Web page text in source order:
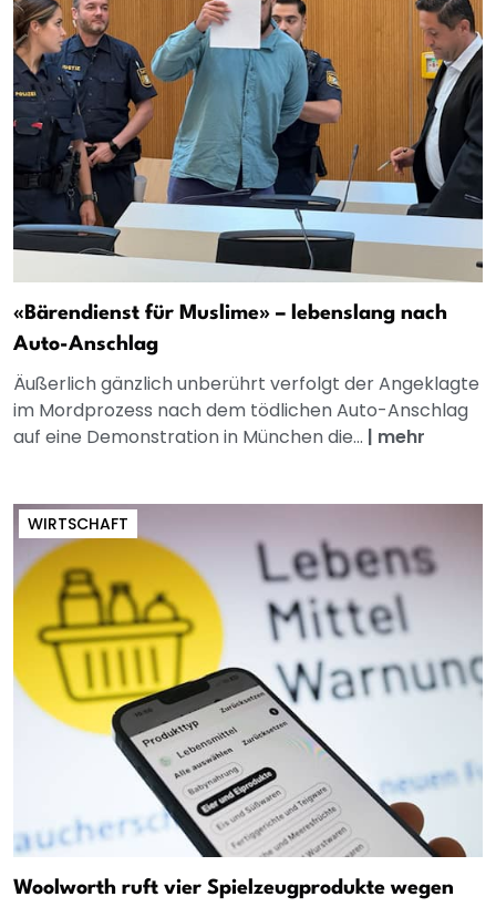
«Bärendienst für Muslime» – lebenslang nach
Auto-Anschlag
Äußerlich gänzlich unberührt verfolgt der Angeklagte
im Mordprozess nach dem tödlichen Auto-Anschlag
auf eine Demonstration in München die... | mehr
WIRTSCHAFT
Woolworth ruft vier Spielzeugprodukte wegen